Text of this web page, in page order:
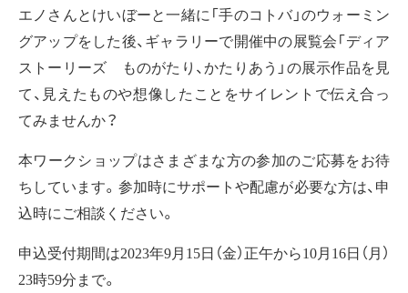
エノさんとけいぼーと一緒に「手のコトバ」のウォーミン
グアップをした後、ギャラリーで開催中の展覧会「ディア
ストーリーズ ものがたり、かたりあう」の展示作品を見
て、見えたものや想像したことをサイレントで伝え合っ
てみませんか？
本ワークショップはさまざまな方の参加のご応募をお待
ちしています。参加時にサポートや配慮が必要な方は、申
込時にご相談ください。
申込受付期間は2023年9月15日（金）正午から10月16日（月）
23時59分まで。